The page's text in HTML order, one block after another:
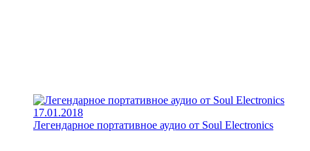
17.01.2018
Легендарное портативное аудио от Soul Electronics